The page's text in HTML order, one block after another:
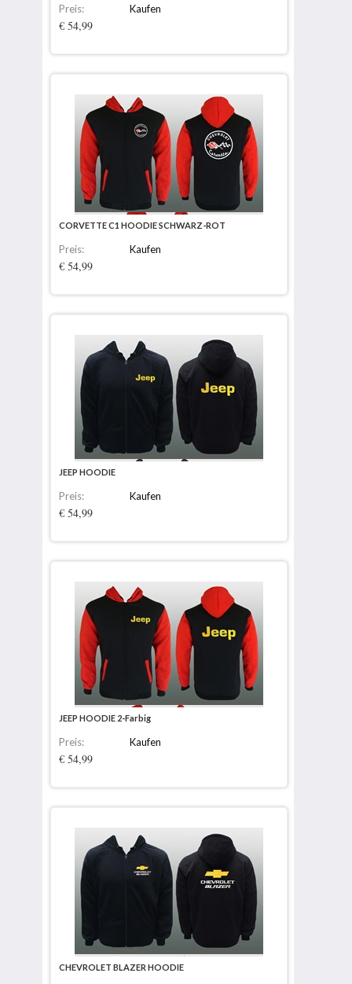
Preis:
€ 54,99
Kaufen
CORVETTE C1 HOODIE SCHWARZ-ROT
Preis:
€ 54,99
Kaufen
JEEP HOODIE
Preis:
€ 54,99
Kaufen
JEEP HOODIE 2-Farbig
Preis:
€ 54,99
Kaufen
CHEVROLET BLAZER HOODIE